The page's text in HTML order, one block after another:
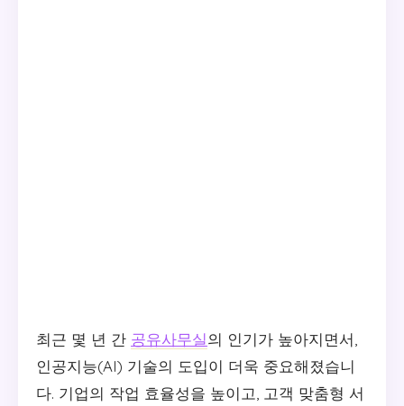
최근 몇 년 간 공유사무실의 인기가 높아지면서,
인공지능(AI) 기술의 도입이 더욱 중요해졌습니
다. 기업의 작업 효율성을 높이고, 고객 맞춤형 서